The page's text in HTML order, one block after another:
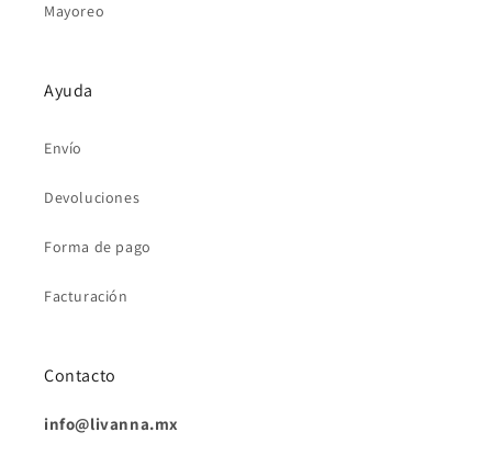
Mayoreo
Ayuda
Envío
Devoluciones
Forma de pago
Facturación
Contacto
info@livanna.mx